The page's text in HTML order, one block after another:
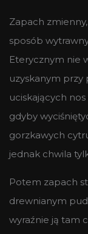
Zapach
sposób
Eterycznym nie
uzyskanym
uciskających
gdyby
gorzkawych
jednak chwila
Potem zapach
drewnianym
wyraźnie ją tam